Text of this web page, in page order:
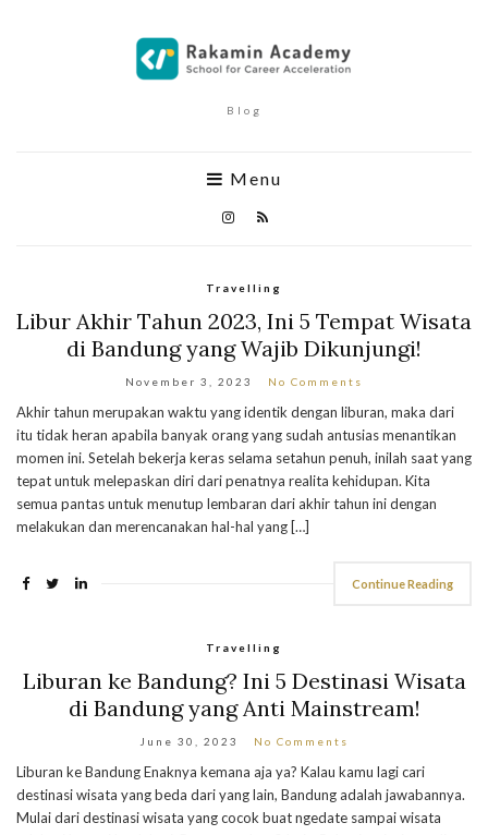
Blog
Menu
Travelling
Libur Akhir Tahun 2023, Ini 5 Tempat Wisata
di Bandung yang Wajib Dikunjungi!
November 3, 2023 No Comments
Akhir tahun merupakan waktu yang identik dengan liburan, maka dari
itu tidak heran apabila banyak orang yang sudah antusias menantikan
momen ini. Setelah bekerja keras selama setahun penuh, inilah saat yang
tepat untuk melepaskan diri dari penatnya realita kehidupan. Kita
semua pantas untuk menutup lembaran dari akhir tahun ini dengan
melakukan dan merencanakan hal-hal yang […]
Continue Reading
Travelling
Liburan ke Bandung? Ini 5 Destinasi Wisata
di Bandung yang Anti Mainstream!
June 30, 2023 No Comments
Liburan ke Bandung Enaknya kemana aja ya? Kalau kamu lagi cari
destinasi wisata yang beda dari yang lain, Bandung adalah jawabannya.
Mulai dari destinasi wisata yang cocok buat ngedate sampai wisata